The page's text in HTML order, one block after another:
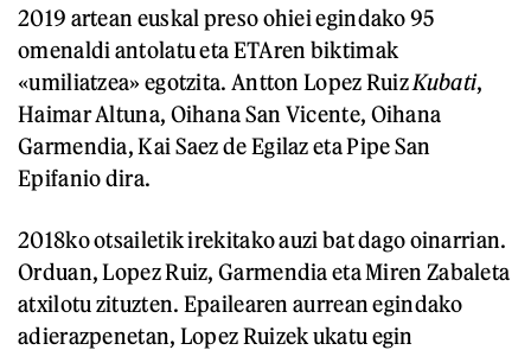
2019 artean euskal preso ohiei egindako 95
omenaldi antolatu eta ETAren biktimak
«umiliatzea» egotzita. Antton Lopez RuizKubati,
Haimar Altuna, Oihana San Vicente, Oihana
Garmendia, Kai Saez de Egilaz eta Pipe San
Epifanio dira.
2018ko otsailetik irekitako auzi bat dago oinarrian.
Orduan, Lopez Ruiz, Garmendia eta Miren Zabaleta
atxilotu zituzten. Epailearen aurrean egindako
adierazpenetan, Lopez Ruizek ukatu egin